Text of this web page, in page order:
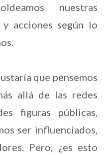
nuestras
acciones según lo
que pensemos
allá de las redes
figuras públicas,
ser influenciados,
Pero, ¿es esto